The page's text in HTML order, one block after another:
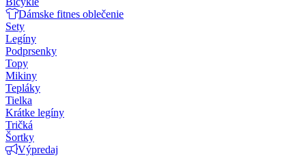
Dámske fitnes oblečenie
Sety
Legíny
Podprsenky
Topy
Mikiny
Tepláky
Tielka
Krátke legíny
Tričká
Šortky
Výpredaj